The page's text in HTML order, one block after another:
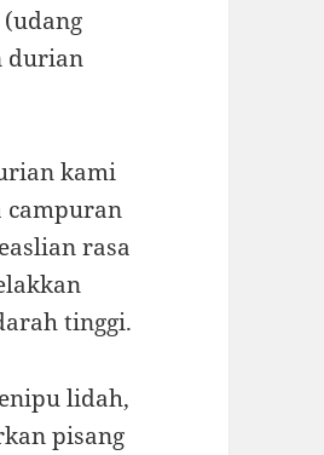
durian
kami
campuran
rasa
tinggi.
lidah,
pisang